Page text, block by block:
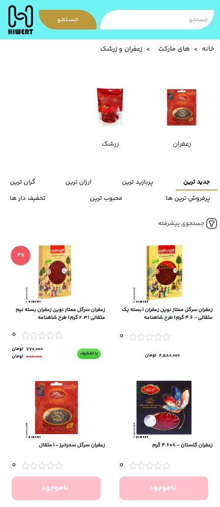
جستجو
خانه های مارکت زعفران و زرشک
زعفران زرشک
جستجوی پیشرفته
جدید ترین پربازید ترین ارزان ترین
گران ترین
پرفروش ترین ها
محبوب ترین تخفیف دار ها
زعفران سرگل ممتاز نوین زعفران (بسته یک
مثقالی - ۴.۶ گرم) طرح شاهنامه
0
2,580,000 تومان
زعفران سرگل ممتاز نوین زعفران بسته نیم
مثقالی (۲.۳ گرم) طرح شاهنامه
4%
0
با تخفیف 770,000 تومان
802,000 تومان
زعفران گلستان - 4.608 گرم
0
ناموجود
زعفران سرگل سحرخیز - 1 مثقال
0
ناموجود